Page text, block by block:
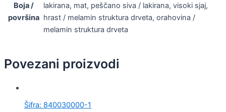
Boja /
površina
lakirana, mat, peščano siva / lakirana, visoki sjaj,
hrast / melamin struktura drveta, orahovina /
melamin struktura drveta
Povezani proizvodi
Šifra: 840030000-1